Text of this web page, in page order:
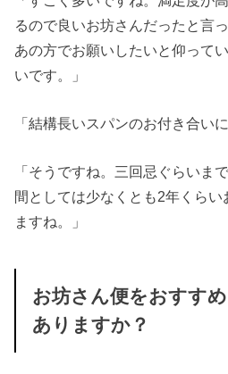
るので良いお坊さんだったと言
あの方でお願いしたいと仰って
いです。」
「結構長いスパンのお付き合い
「そうですね。三回忌ぐらいま
間としては少なくとも2年くら
ますね。」
お坊さん便をおすす
ありますか？